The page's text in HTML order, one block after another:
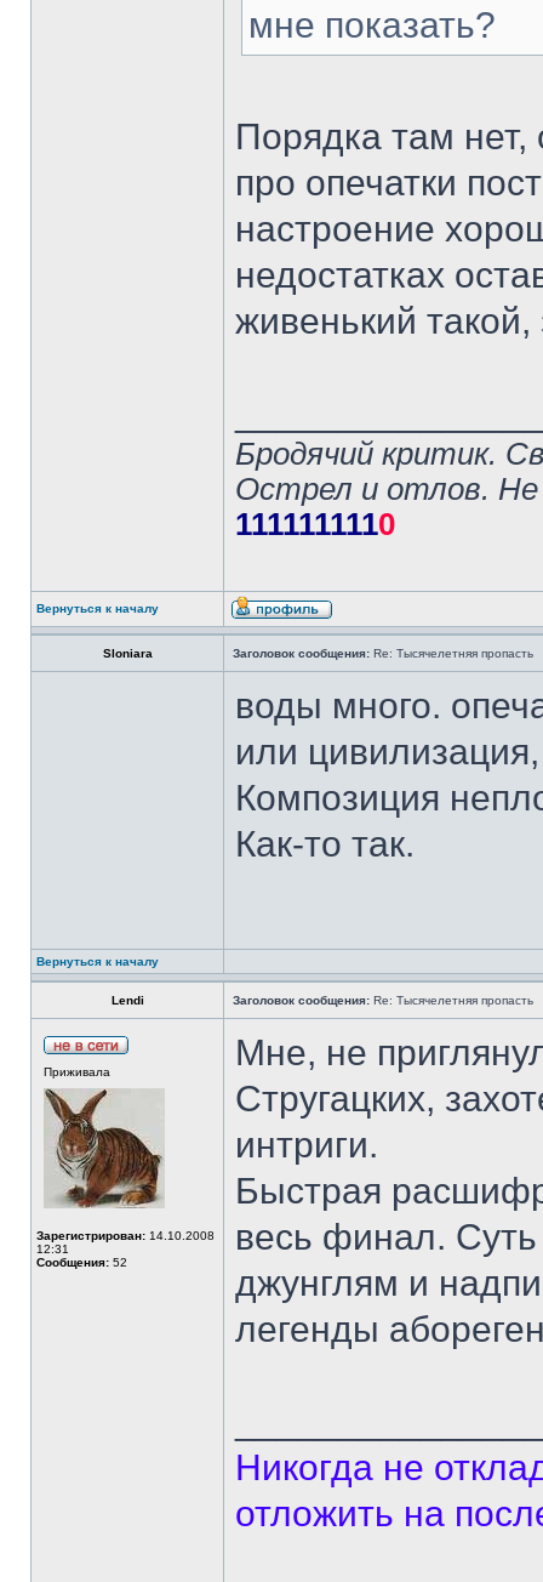
мне показать?
Порядка там
про опечатки
настроение
недостатках
живенький
Бродячий критик.
Острел и отлов. Не
1111111110
Вернуться к началу
Sloniara Заголовок сообщения: Re: Тысячелетняя пропасть
воды много.
или
Композиция
Как-то так.
Вернуться к началу
Lendi Заголовок сообщения: Re: Тысячелетняя пропасть
Приживала
Зарегистрирован: 14.10.2008
12:31
Сообщения: 52
Мне, не
Стругацких,
интриги.
Быстрая
весь финал.
джунглям и
легенды
Никогда не
отложить на